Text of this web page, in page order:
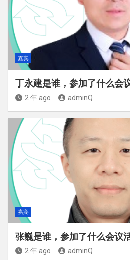
嘉宾
丁永建是谁，参加了什么会
2 年 ago adminQ
嘉宾
张巍是谁，参加了什么会议
2 年 ago adminQ